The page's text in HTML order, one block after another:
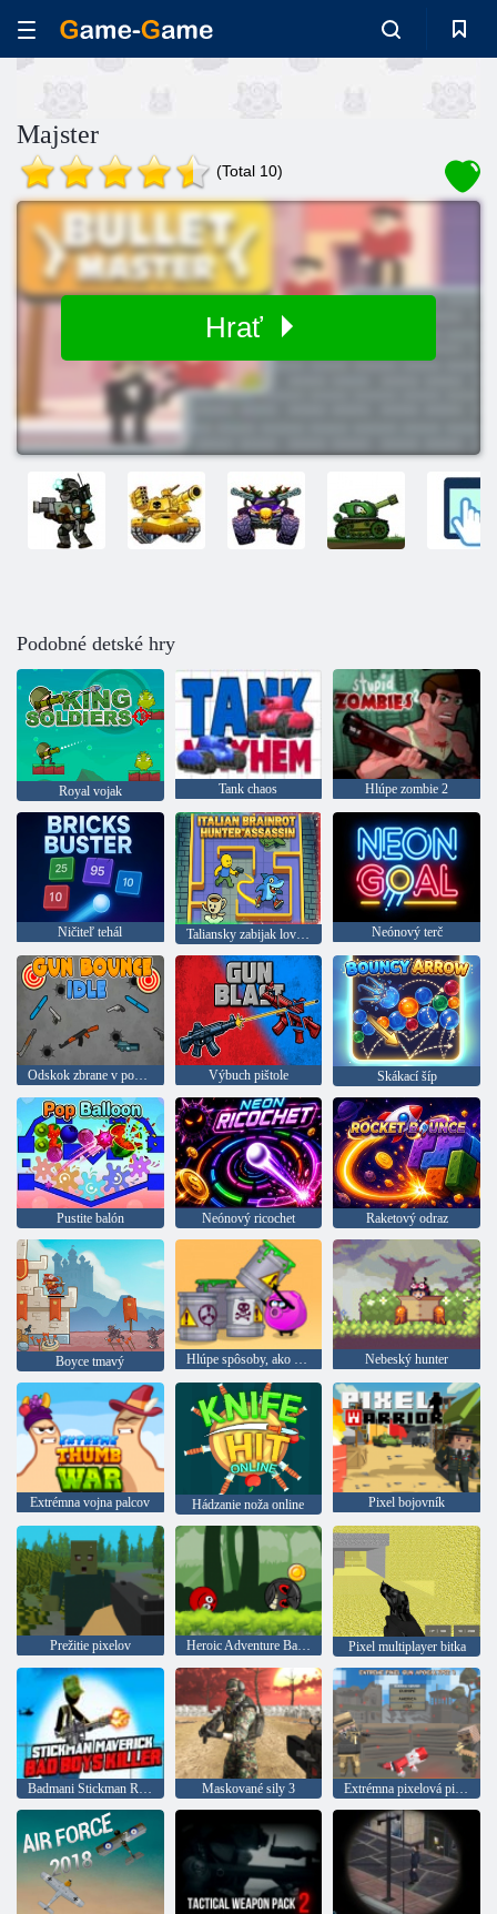
Majster
(Total 10)
Hrať
Podobné detské hry
Royal vojak Tank chaos Hlúpe zombie 2
Ničiteľ tehál Taliansky zabijak lovca mozgových blán Neónový terč
Odskok zbrane v pohotovostnom režime Výbuch pištole Skákací šíp
Pustite balón Neónový ricochet Raketový odraz
Boyce tmavý Hlúpe spôsoby, ako zomrieť 2 Nebeský hunter
Extrémna vojna palcov Hádzanie noža online Pixel bojovník
Prežitie pixelov Heroic Adventure Ball: Red Rebound Pixel multiplayer bitka
Badmani Stickman Rebel Killer Maskované sily 3 Extrémna pixelová pištoľ apokalypsa 3